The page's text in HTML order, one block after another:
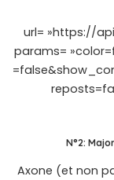
url= »https://
params=
N°2:
Axone (et non